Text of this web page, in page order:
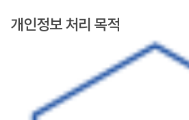
개인정보 처리 목적